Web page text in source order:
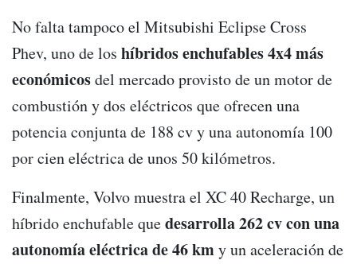
No falta tampoco el Mitsubishi Eclipse Cross
Phev, uno de los híbridos enchufables 4x4 más
económicosdel mercado provisto de un motor de
combustión y dos eléctricos que ofrecen una
potencia conjunta de 188 cv y una autonomía 100
por cien eléctrica de unos 50 kilómetros.
Finalmente, Volvo muestra el XC 40 Recharge, un
híbrido enchufable quedesarrolla 262 cv con una
autonomía eléctrica de 46 kmy un aceleración de